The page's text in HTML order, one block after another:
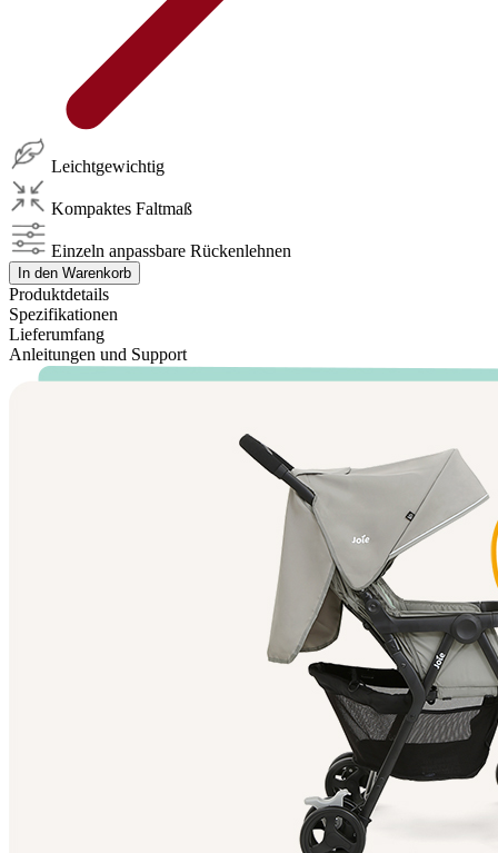
Leichtgewichtig
Kompaktes Faltmaß
Einzeln anpassbare Rückenlehnen
In den Warenkorb
Produktdetails
Spezifikationen
Lieferumfang
Anleitungen und Support